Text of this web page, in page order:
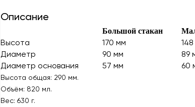
Описание
Большой стакан
Высота 170 мм
Диаметр
90 мм
89
Диаметр основания
57 мм 60
Высота общая: 290 мм.
Объём: 820 мл.
Вес: 630 г.